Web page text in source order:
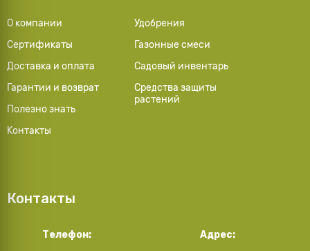
О компании
Сертификаты
Доставка и оплата
Гарантии и возврат
Полезно знать
Контакты
Удобрения
Газонные смеси
Садовый инвентарь
Средства защиты
растений
Контакты
Телефон: Адрес: